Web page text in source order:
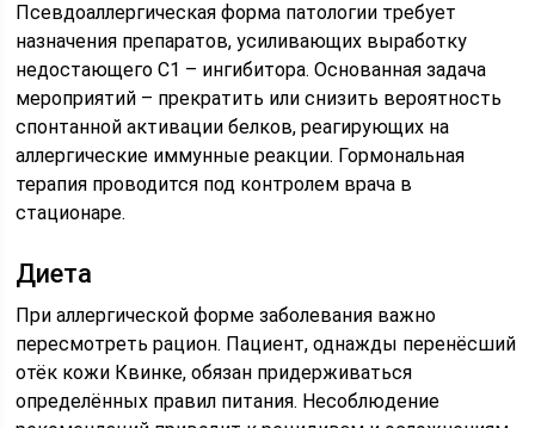
Псевдоаллергическая форма патологии требует
назначения препаратов, усиливающих выработку
недостающего С1 – ингибитора. Основанная задача
мероприятий – прекратить или снизить вероятность
спонтанной активации белков, реагирующих на
аллергические иммунные реакции. Гормональная
терапия проводится под контролем врача в
стационаре.
Диета
При аллергической форме заболевания важно
пересмотреть рацион. Пациент, однажды перенёсший
отёк кожи Квинке, обязан придерживаться
определённых правил питания. Несоблюдение